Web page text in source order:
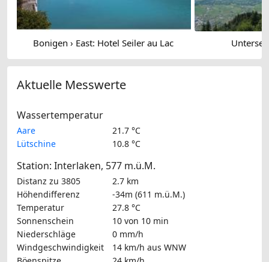
Bonigen › East: Hotel Seiler au Lac
Aktuelle Messwerte
Wassertemperatur
Aare
21.7 °C
Lütschine
10.8 °C
Station: Interlaken, 577 m.ü.M.
Distanz zu 3805
2.7 km
Höhendifferenz
-34m (611 m.ü.M.)
Temperatur
27.8 °C
Sonnenschein
10 von 10 min
Niederschläge
0 mm/h
Windgeschwindigkeit
14 km/h aus WNW